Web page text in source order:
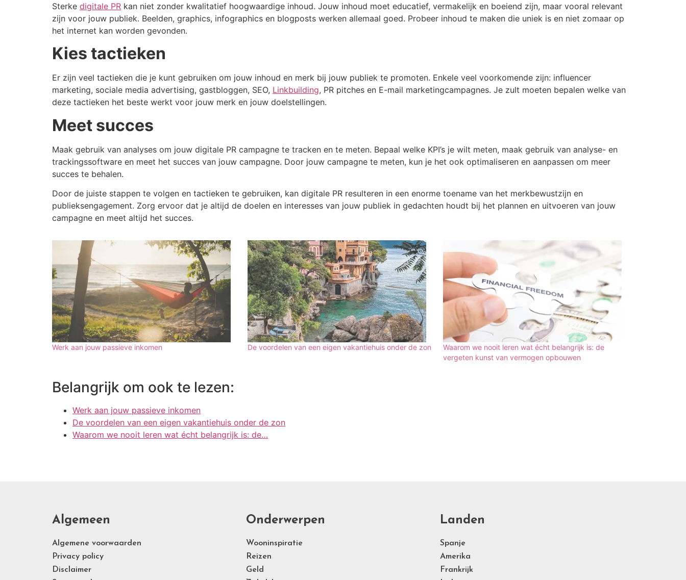
Sterke digitale PR kan niet zonder kwalitatief hoogwaardige inhoud. Jouw inhoud moet educatief, vermakelijk en boeiend zijn, maar vooral relevant
zijn voor jouw publiek. Beelden, graphics, infographics en blogposts werken allemaal goed. Probeer inhoud te maken die uniek is en niet zomaar op
het internet kan worden gevonden.
Kies tactieken
Er zijn veel tactieken die je kunt gebruiken om jouw inhoud en merk bij jouw publiek te promoten. Enkele veel voorkomende zijn: influencer
marketing, sociale media advertising, gastbloggen, SEO, Linkbuilding, PR pitches en E-mail marketingcampagnes. Je zult moeten bepalen welke van
deze tactieken het beste werkt voor jouw merk en jouw doelstellingen.
Meet succes
Maak gebruik van analyses om jouw digitale PR campagne te tracken en te meten. Bepaal welke KPI’s je wilt meten, maak gebruik van analyse- en
trackingssoftware en meet het succes van jouw campagne. Door jouw campagne te meten, kun je het ook optimaliseren en aanpassen om meer
succes te behalen.
Door de juiste stappen te volgen en tactieken te gebruiken, kan digitale PR resulteren in een enorme toename van het merkbewustzijn en
publieksengagement. Zorg ervoor dat je altijd de doelen en interesses van jouw publiek in gedachten houdt bij het plannen en uitvoeren van jouw
campagne en meet altijd het succes.
Werk aan jouw passieve inkomen De voordelen van een eigen vakantiehuis onder de zon
Waarom we nooit leren wat écht belangrijk is: de
vergeten kunst van vermogen opbouwen
Belangrijk om ook te lezen:
Werk aan jouw passieve inkomen
De voordelen van een eigen vakantiehuis onder de zon
Waarom we nooit leren wat écht belangrijk is: de…
Algemeen
Algemene voorwaarden
Privacy policy
Disclaimer
Onderwerpen
Wooninspiratie
Reizen
Geld
Landen
Spanje
Amerika
Frankrijk